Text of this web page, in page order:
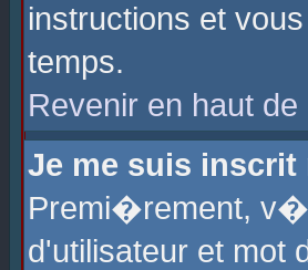
instructions et
temps.
Revenir en haut de
Je me suis inscrit
Premi�rement,
d'utilisateur et